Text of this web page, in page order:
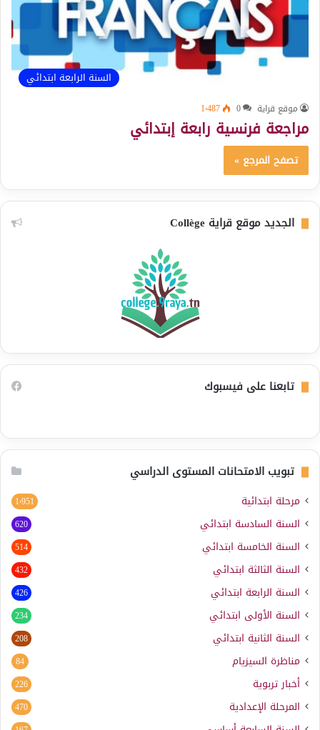
السنة الرابعة ابتدائي
موقع قراية 0 1٬487
مراجعة فرنسية رابعة إبتدائي
تصفح المرجع »
الجديد موقع قراية Collège
تابعنا على فيسبوك
تبويب الامتحانات المستوى الدراسي
مرحلة ابتدائية 1٬951
السنة السادسة ابتدائي 620
السنة الخامسة ابتدائي 514
السنة الثالثة ابتدائي 432
السنة الرابعة ابتدائي 426
السنة الأولى ابتدائي 234
السنة الثانية ابتدائي 208
مناظرة السيزيام 84
أخبار تربوية 226
المرحلة الإعدادية 470